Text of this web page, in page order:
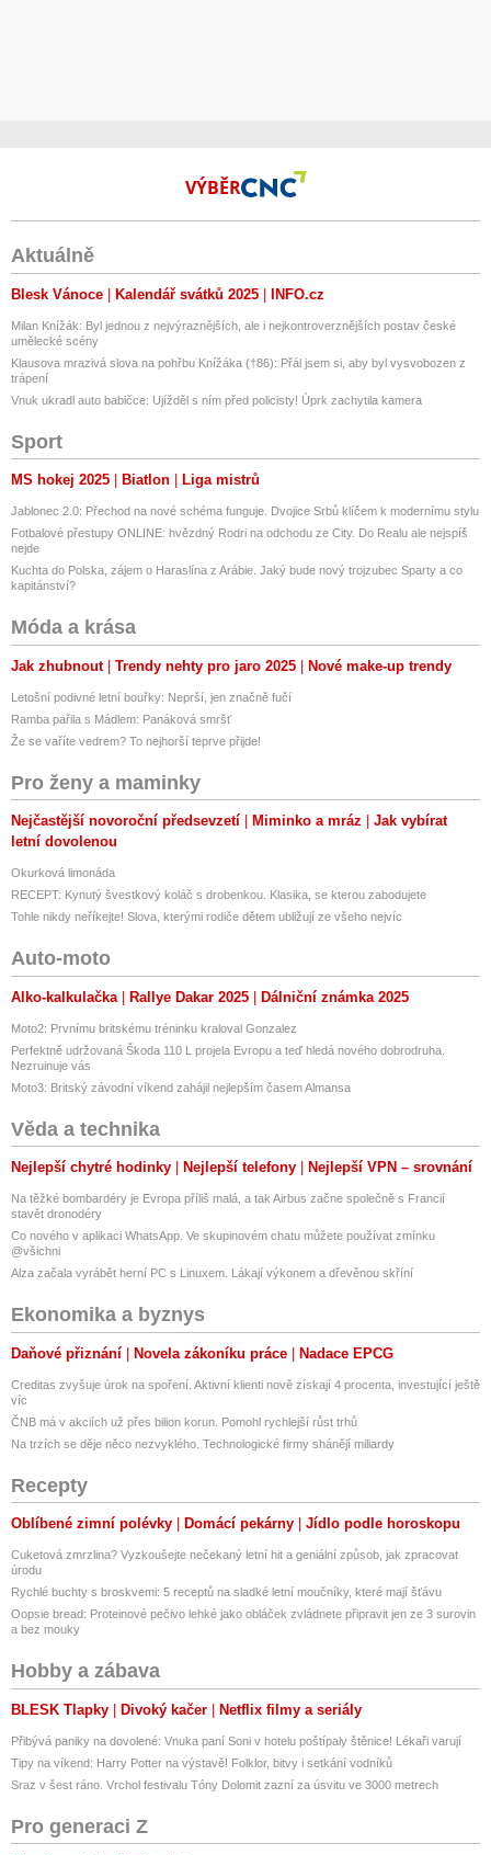
Specifikační body
- 96 Kč / 1L = 87,27 Kč / 1 KG bez DPH
- specifická hmotnost 1,1 (1L = 1,1KG)
- pH = 12
- jedinečná receptura
- universální mycí prostředek
- produkt, který nemá ALTERNATIVU
- produkt nespadá do ADR
H318 Způsobuje vážné poškození očí.
Od 1.6.2015 je produkt NCJ zařazen (dle směrnice CLP) do kategorie
korozivních produktů, kam nově spadají i obyčejné autošampony
Od 1.6.2015 došlo ke změně posuzování nebezpečnosti chemických
výrobků (dle směrnice CLP), kdy se drtivá většina výrobků zařadila do
kategorie korozivní. Zákazník už nyní nepozná podle symbolu
obalu.
VÝBĚR
Aktuálně
Blesk Vánoce Kalendář svátků 2025 INFO.cz
Milan Knížák: Byl jednou z nejvýraznějších, ale i nejkontroverznějších postav české
umělecké scény
Klausova mrazivá slova na pohřbu Knížáka (†86): Přál jsem si, aby byl vysvobozen z
trápení
Vnuk ukradl auto babičce: Ujížděl s ním před policisty! Úprk zachytila kamera
Sport
MS hokej 2025 Biatlon Liga mistrů
Jablonec 2.0: Přechod na nové schéma funguje. Dvojice Srbů klíčem k modernímu stylu
Fotbalové přestupy ONLINE: hvězdný Rodri na odchodu ze City. Do Realu ale nejspíš
nejde
Kuchta do Polska, zájem o Haraslína z Arábie. Jaký bude nový trojzubec Sparty a co
kapitánství?
Móda a krása
Jak zhubnout Trendy nehty pro jaro 2025 Nové make-up trendy
Letošní podivné letní bouřky: Neprší, jen značně fučí
Ramba pařila s Mádlem: Panáková smršť
Že se vaříte vedrem? To nejhorší teprve přijde!
Pro ženy a maminky
Nejčastější novoroční předsevzetí Miminko a mráz
Jak vybírat
letní dovolenou
Okurková limonáda
RECEPT: Kynutý švestkový koláč s drobenkou. Klasika, se kterou zabodujete
Tohle nikdy neříkejte! Slova, kterými rodiče dětem ubližují ze všeho nejvíc
Auto-moto
Alko-kalkulačka Rallye Dakar 2025 Dálniční známka 2025
Moto2: Prvnímu britskému tréninku kraloval Gonzalez
Perfektně udržovaná Škoda 110 L projela Evropu a teď hledá nového dobrodruha.
Nezruinuje vás
Moto3: Britský závodní víkend zahájil nejlepším časem Almansa
Věda a technika
Nejlepší chytré hodinky Nejlepší telefony Nejlepší VPN – srovnání
Na těžké bombardéry je Evropa příliš malá, a tak Airbus začne společně s Francií
stavět dronodéry
Co nového v aplikaci WhatsApp. Ve skupinovém chatu můžete používat zmínku
@všichni
Alza začala vyrábět herní PC s Linuxem. Lákají výkonem a dřevěnou skříní
Ekonomika a byznys
Daňové přiznání Novela zákoníku práce Nadace EPCG
Creditas zvyšuje úrok na spoření. Aktivní klienti nově získají 4 procenta, investující ještě
víc
ČNB má v akciích už přes bilion korun. Pomohl rychlejší růst trhů
Na trzích se děje něco nezvyklého. Technologické firmy shánějí miliardy
Recepty
Oblíbené zimní polévky Domácí pekárny Jídlo podle horoskopu
Cuketová zmrzlina? Vyzkoušejte nečekaný letní hit a geniální způsob, jak zpracovat
úrodu
Rychlé buchty s broskvemi: 5 receptů na sladké letní moučníky, které mají šťávu
Oopsie bread: Proteinové pečivo lehké jako obláček zvládnete připravit jen ze 3 surovin
a bez mouky
Hobby a zábava
BLESK Tlapky Divoký kačer Netflix filmy a seriály
Přibývá paniky na dovolené: Vnuka paní Soni v hotelu poštípaly štěnice! Lékaři varují
Tipy na víkend: Harry Potter na výstavě! Folklor, bitvy i setkání vodníků
Sraz v šest ráno. Vrchol festivalu Tóny Dolomit zazní za úsvitu ve 3000 metrech
Pro generaci Z